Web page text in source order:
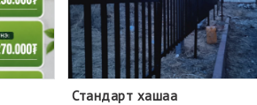
Стандарт хашаа